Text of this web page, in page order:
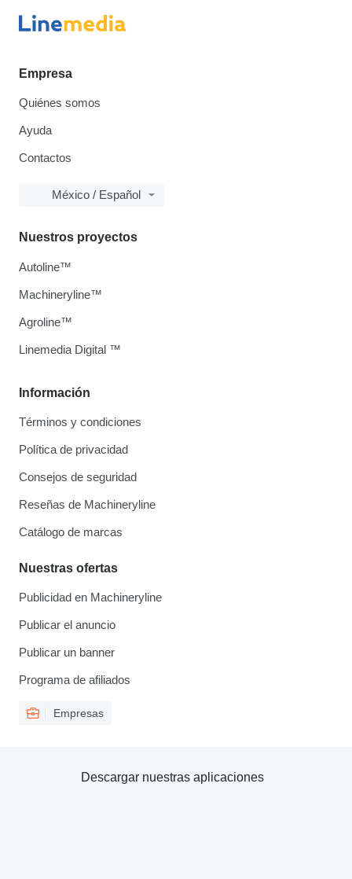
Empresa
Quiénes somos
Ayuda
Contactos
México / Español
Información
Términos y condiciones
Política de privacidad
Consejos de seguridad
Reseñas de Machineryline
Catálogo de marcas
Nuestras ofertas
Publicidad en Machineryline
Publicar el anuncio
Publicar un banner
Programa de afiliados
Empresas
Nuestros proyectos
Autoline™
Machineryline™
Agroline™
Linemedia Digital ™
Descargar nuestras aplicaciones